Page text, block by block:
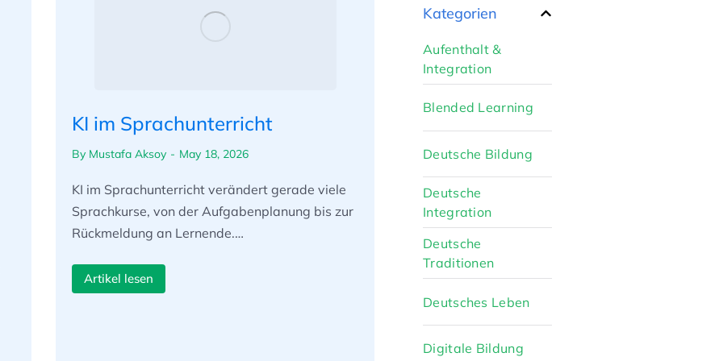
KI im Sprachunterricht
By Mustafa Aksoy May 18, 2026
KI im Sprachunterricht verändert gerade viele
Sprachkurse, von der Aufgabenplanung bis zur
Rückmeldung an Lernende.…
Artikel lesen
Kategorien
Aufenthalt &
Integration
Blended Learning
Deutsche Bildung
Deutsche
Integration
Deutsche
Traditionen
Deutsches Leben
Digitale Bildung